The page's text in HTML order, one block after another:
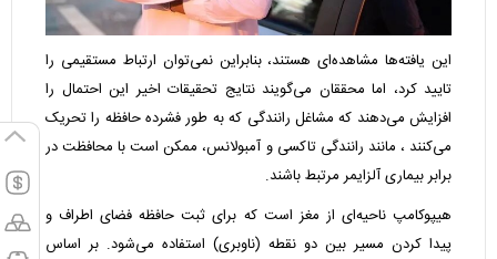
این یافته‌ها مشاهده‌ای هستند، بنابراین نمی‌توان ارتباط مستقیمی را
تایید کرد، اما محققان می‌گویند نتایج تحقیقات اخیر این احتمال را
افزایش می‌دهند که مشاغل رانندگی که به طور فشرده حافظه را تحریک
می‌کنند ، مانند رانندگی تاکسی و آمبولانس، ممکن است با محافظت در
برابر بیماری آلزایمر مرتبط باشند.
هیپوکامپ ناحیه‌ای از مغز است که برای ثبت حافظه فضای اطراف و
پیدا کردن مسیر بین دو نقطه (ناوبری) استفاده می‌شود. بر اساس